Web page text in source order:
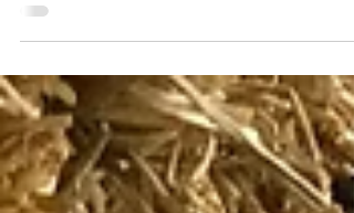
Ca y est, normalement le gros des canicules va
être passé! Nous allons enfin pouvoir